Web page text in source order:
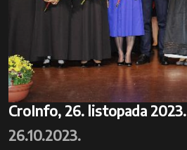
CroInfo, 26. listopada 2023.
26.10.2023.